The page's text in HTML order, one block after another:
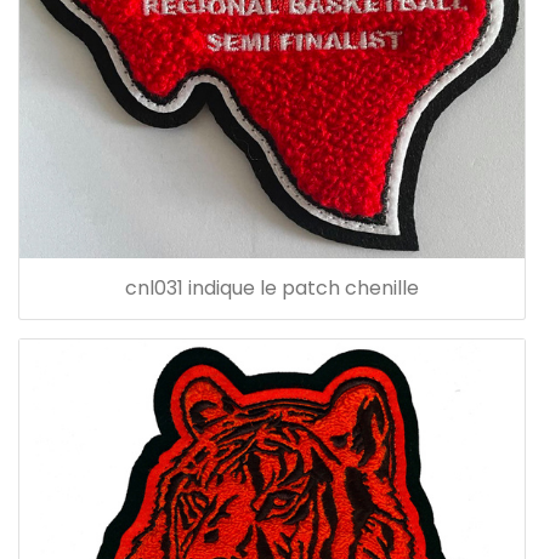
cnl031 indique le patch chenille